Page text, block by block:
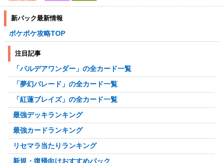
新パック最新情報
ポケポケ攻略TOP
注目記事
「パルデアワンダー」の全カード一覧
「夢幻パレード」の全カード一覧
「紅蓮ブレイズ」の全カード一覧
最強デッキランキング
最強カードランキング
リセマラ当たりランキング
新規・復帰向けおすすめパック